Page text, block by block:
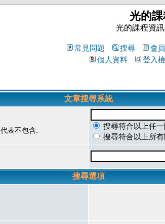
光的
光的課程資
常見問題 搜尋 會
個人資料
登入
文章搜尋系統
代表不包含.
搜尋符合以上任
搜尋符合以上所
搜尋選項